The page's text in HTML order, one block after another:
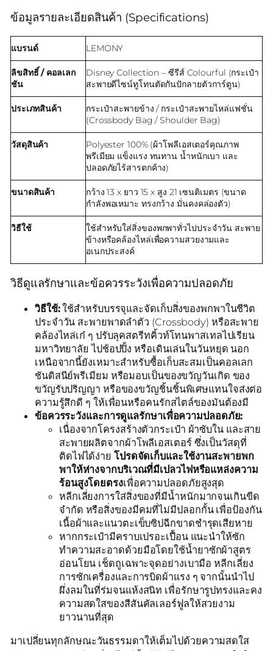
ข้อมูลรายละเอียดสินค้า (Specifications)
แบรนด์ LEMONY
ลิขสิทธิ์ / คอลเลก
ชัน
Disney Collection – ซีรีส์ Colourful (กระเป๋า
สะพายดีไซน์ทูโทนตัดกันปักลายตัวการ์ตูน)
ประเภทสินค้า
กระเป๋าสะพายข้าง / กระเป๋าสะพายไหล่แฟชั่น
(Crossbody Bag / Shoulder Bag)
วัสดุสินค้า
Polyester 100% (ผ้าโพลีเอสเตอร์คุณภาพ
พรีเมียม แข็งแรง ทนทาน น้ำหนักเบา และ
ปลอดภัยไร้สารตกค้าง)
ขนาดสินค้า
กว้าง 13 x ยาว 15 x สูง 21 เซนติเมตร (ขนาด
กำลังพอเหมาะ ทรงกว้าง มั่นคงคล่องตัว)
วิธีใช้
ใช้สำหรับใส่สิ่งของพกพาทั่วไปประจำวัน สะพาย
ข้างหรือคล้องไหล่เพื่อความสวยงามและ
อเนกประสงค์
วิธีดูแลรักษาและข้อควรระวังเพื่อความปลอดภัย
วิธีใช้:ใช้สำหรับบรรจุและจัดเก็บสิ่งของพกพาในชีวิต
ประจำวัน สะพายพาดลำตัว (Crossbody) หรือสะพาย
คล้องไหล่เก๋ ๆ ปรับลุคสตรีทคิ้วท์โทนพาสเทลไปเรียน
มหาวิทยาลัย ไปช้อปปิ้ง หรือเดินเล่นในวันหยุด นอก
เหนือจากนี้ยังเหมาะสำหรับซื้อเก็บสะสมเป็นคอลเลก
ชันดิสนีย์พรีเมียม หรือมอบเป็นของขวัญวันเกิด ของ
ขวัญรับปริญญา หรือของขวัญชิ้นชิ้นพิเศษแทนใจส่งต่อ
ความรู้สึกดี ๆ ให้เพื่อนหรือคนรักสไตล์ของมันต้องมี
ข้อควรระวังและการดูแลรักษาเพื่อความปลอดภัย:
เนื่องจากโครงสร้างตัวกระเป๋า ผ้าซับใน และสาย
สะพายผลิตจากผ้าโพลีเอสเตอร์ ซึ่งเป็นวัสดุที่
ติดไฟได้ง่าย โปรดจัดเก็บและใช้งานสะพายพก
พาให้ห่างจากบริเวณที่มีเปลวไฟหรือแหล่งความ
ร้อนสูงโดยตรงเพื่อความปลอดภัยสูงสุด
หลีกเลี่ยงการใส่สิ่งของที่มีน้ำหนักมากจนเกินขีด
จำกัด หรือสิ่งของมีคมที่ไม่มีปลอกกั้น เพื่อป้องกัน
เนื้อผ้าและแนวตะเข็บซิปฉีกขาดชำรุดเสียหาย
หากกระเป๋ามีคราบเปรอะเปื้อน แนะนำให้ซัก
ทำความสะอาดด้วยมือโดยใช้น้ำยาซักผ้าสูตร
อ่อนโยน เช็ดถูเฉพาะจุดอย่างเบามือ หลีกเลี่ยง
การซักเครื่องและการบิดผ้าแรง ๆ จากนั้นนำไป
ผึ่งลมในที่ร่มจนแห้งสนิท เพื่อรักษารูปทรงและคง
ความสดใสของสีสันคัลเลอร์ฟูลให้สวยงาม
ยาวนานที่สุด
มาเปลี่ยนทุกลักษณะวันธรรมดาให้เต็มไปด้วยความสดใส